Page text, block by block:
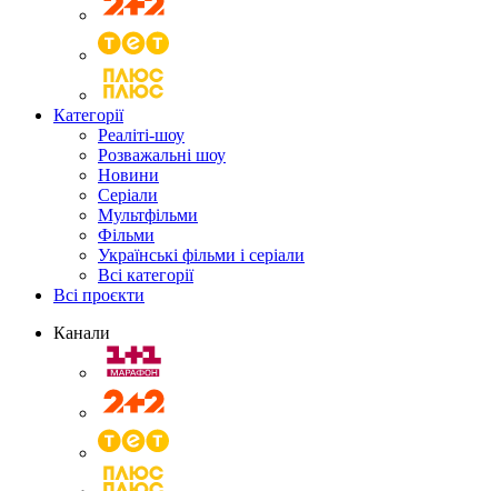
Категорії
Реаліті-шоу
Розважальні шоу
Новини
Серіали
Мультфільми
Фільми
Українські фільми і серіали
Всі категорії
Всі проєкти
Канали